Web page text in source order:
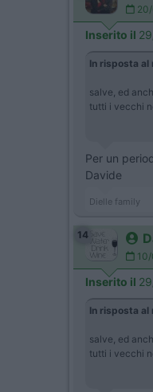
Inserito il
In risposta al
salve, ed
tutti i vecchi
Per un
Davide
Dielle family
14
Inserito il
In risposta al
salve, ed
tutti i vecchi